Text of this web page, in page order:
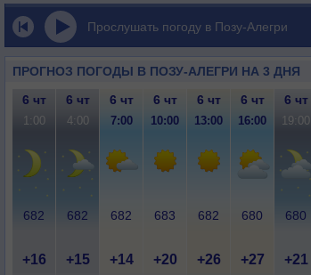
Прослушать погоду в Позу-Алегри
ПРОГНОЗ ПОГОДЫ В ПОЗУ-АЛЕГРИ НА 3 ДНЯ
6 чт 6 чт 6 чт 6 чт 6 чт 6 чт 6 чт
1:00 4:00 7:00 10:00 13:00 16:00 19:00
682 682 682 683 682 680 680
+16 +15 +14 +20 +26 +27 +21